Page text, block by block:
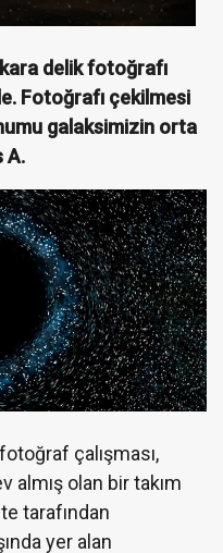
delik fotoğrafı
Fotoğrafı çekilmesi
galaksimizin orta
A.
çalışması,
almış olan bir takım
tarafından
yer alan